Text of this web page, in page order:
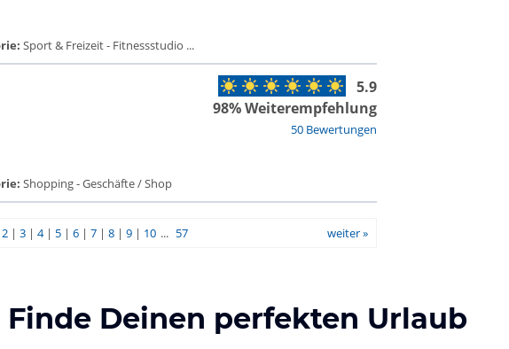
Sport & Freizeit - Fitnessstudio ...
50 Bewertungen
5.9
98% Weiterempfehlung
Shopping - Geschäfte / Shop
2 |3 |4| 5 |6 |7 |8 |9 | 10 ... 57 weiter »
Finde Deinen perfekten Urlaub